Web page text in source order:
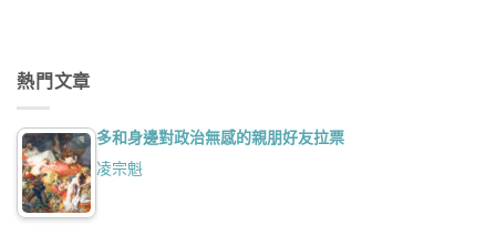
熱門文章
多和身邊對政治無感的親朋好友拉票
凌宗魁